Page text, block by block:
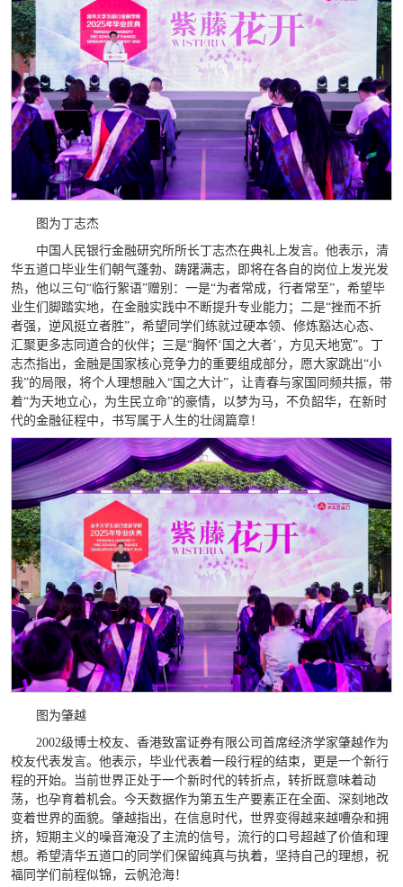
图为丁志杰
中国人民银行金融研究所所长丁志杰在典礼上发言。他表示，清
华五道口毕业生们朝气蓬勃、踌躇满志，即将在各自的岗位上发光发
热，他以三句“临行絮语”赠别：一是“为者常成，行者常至”，希望毕
业生们脚踏实地，在金融实践中不断提升专业能力；二是“挫而不折
者强，逆风挺立者胜”，希望同学们练就过硬本领、修炼豁达心态、
汇聚更多志同道合的伙伴；三是“胸怀‘国之大者’，方见天地宽”。丁
志杰指出，金融是国家核心竞争力的重要组成部分，愿大家跳出“小
我”的局限，将个人理想融入“国之大计”，让青春与家国同频共振，带
着“为天地立心，为生民立命”的豪情，以梦为马，不负韶华，在新时
代的金融征程中，书写属于人生的壮阔篇章！
图为肇越
2002级博士校友、香港致富证券有限公司首席经济学家肇越作为
校友代表发言。他表示，毕业代表着一段行程的结束，更是一个新行
程的开始。当前世界正处于一个新时代的转折点，转折既意味着动
荡，也孕育着机会。今天数据作为第五生产要素正在全面、深刻地改
变着世界的面貌。肇越指出，在信息时代，世界变得越来越嘈杂和拥
挤，短期主义的噪音淹没了主流的信号，流行的口号超越了价值和理
想。希望清华五道口的同学们保留纯真与执着，坚持自己的理想，祝
福同学们前程似锦，云帆沧海！